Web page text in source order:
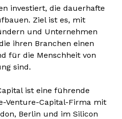
investiert, die dauerhafte
Ziel ist es, mit
und Unternehmen
ihren Branchen einen
für die Menschheit von
sind.
ist eine führende
Venture-Capital-Firma mit
Berlin und im Silicon